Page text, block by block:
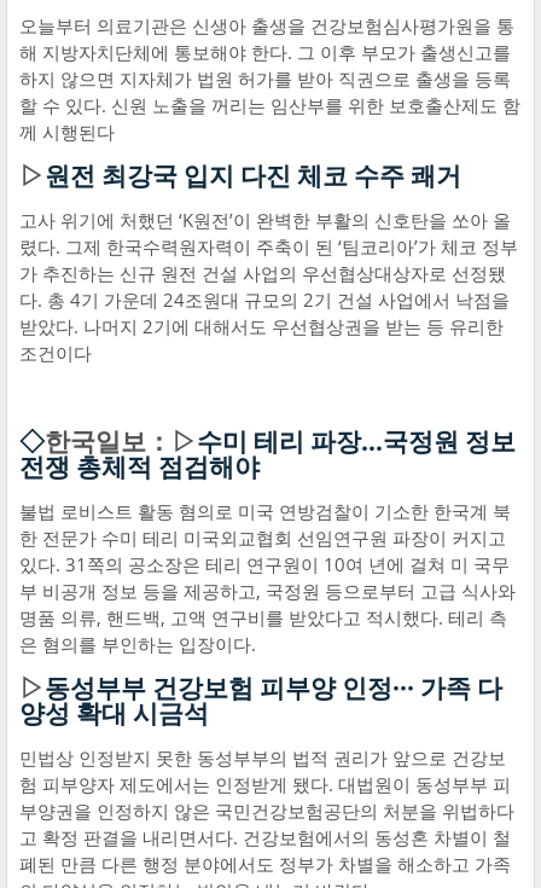
오늘부터 의료기관은 신생아 출생을 건강보험심사평가원을 통
해 지방자치단체에 통보해야 한다. 그 이후 부모가 출생신고를
하지 않으면 지자체가 법원 허가를 받아 직권으로 출생을 등록
할 수 있다. 신원 노출을 꺼리는 임산부를 위한 보호출산제도 함
께 시행된다
▷원전 최강국 입지 다진 체코 수주 쾌거
고사 위기에 처했던 ‘K원전’이 완벽한 부활의 신호탄을 쏘아 올
렸다. 그제 한국수력원자력이 주축이 된 ‘팀코리아’가 체코 정부
가 추진하는 신규 원전 건설 사업의 우선협상대상자로 선정됐
다. 총 4기 가운데 24조원대 규모의 2기 건설 사업에서 낙점을
받았다. 나머지 2기에 대해서도 우선협상권을 받는 등 유리한
조건이다
◇한국일보：▷수미 테리 파장…국정원 정보
전쟁 총체적 점검해야
불법 로비스트 활동 혐의로 미국 연방검찰이 기소한 한국계 북
한 전문가 수미 테리 미국외교협회 선임연구원 파장이 커지고
있다. 31쪽의 공소장은 테리 연구원이 10여 년에 걸쳐 미 국무
부 비공개 정보 등을 제공하고, 국정원 등으로부터 고급 식사와
명품 의류, 핸드백, 고액 연구비를 받았다고 적시했다. 테리 측
은 혐의를 부인하는 입장이다.
▷동성부부 건강보험 피부양 인정··· 가족 다
양성 확대 시금석
민법상 인정받지 못한 동성부부의 법적 권리가 앞으로 건강보
험 피부양자 제도에서는 인정받게 됐다. 대법원이 동성부부 피
부양권을 인정하지 않은 국민건강보험공단의 처분을 위법하다
고 확정 판결을 내리면서다. 건강보험에서의 동성혼 차별이 철
폐된 만큼 다른 행정 분야에서도 정부가 차별을 해소하고 가족